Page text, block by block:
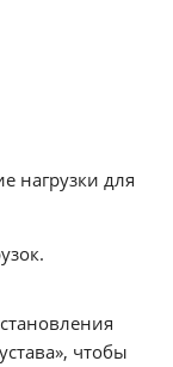
нагрузки для
чтобы